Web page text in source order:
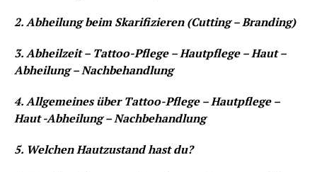
2. Abheilung beim Skarifizieren (Cutting – Branding)
3. Abheilzeit – Tattoo-Pflege – Hautpflege – Haut –
Abheilung – Nachbehandlung
4. Allgemeines über Tattoo-Pflege – Hautpflege –
Haut -Abheilung – Nachbehandlung
5. Welchen Hautzustand hast du?